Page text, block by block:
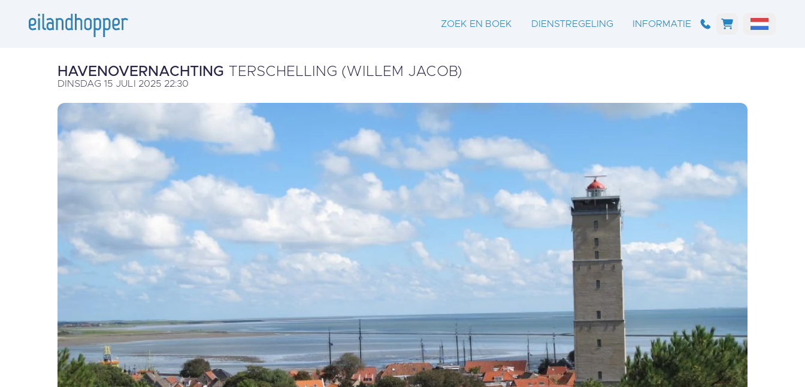
ZOEK EN BOEK DIENSTREGELING
DROOGVALLEN
INFORMATIE
HAVENS
HAVENOVERNACHTING TERSCHELLING (WILLEM JACOB)
DINSDAG 15 JULI 2025 22:30